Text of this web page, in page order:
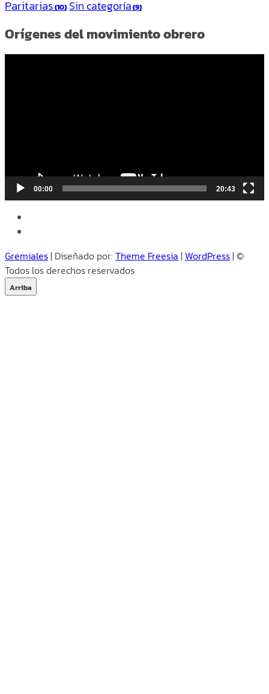
Paritarias(10) Sin categoría(9)
Orígenes del movimiento obrero
00:00 20:43
Gremiales| Diseñado por: Theme Freesia | WordPress| ©
Todos los derechos reservados
Arriba